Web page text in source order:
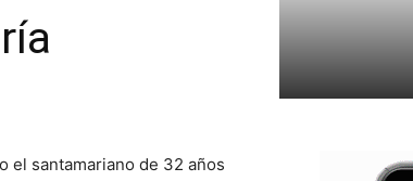
el santamariano de 32 años